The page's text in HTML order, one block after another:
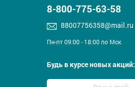
8-800-775-63-58
88007756358@mail.ru
Пн-пт 09:00 - 18:00 по Мск
Будь в курсе новых акций: